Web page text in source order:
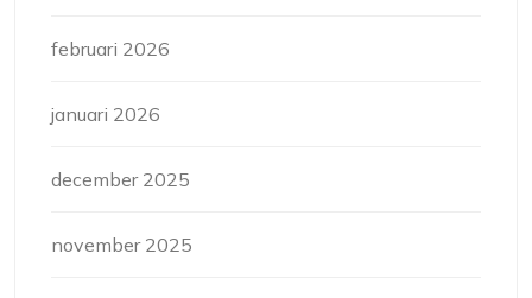
februari 2026
januari 2026
december 2025
november 2025